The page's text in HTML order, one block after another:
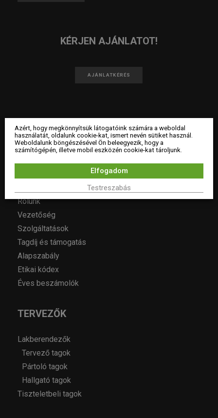
KÉRJEN AJÁNLATOT!
AJÁNLATKÉRÉS
LOSZ
Rólunk
Vezetőség
Szolgáltatások
Tagdíj és támogatás
Alapszabály
Etikai kódex
Éves beszámolók
TERVEZŐK
Lakberendezők
Tervező tagok
Pártoló tagok
Hallgató tagok
Tiszteletbeli tagok
Azért, hogy megkönnyítsük látogatóink számára a weboldal
használatát, oldalunk cookie-kat, ismert nevén sütiket használ.
Weboldalunk böngészésével Ön beleegyezik, hogy a
számítógépén, illetve mobil eszközén cookie-kat tároljunk.
Testreszabás
Elfogadom